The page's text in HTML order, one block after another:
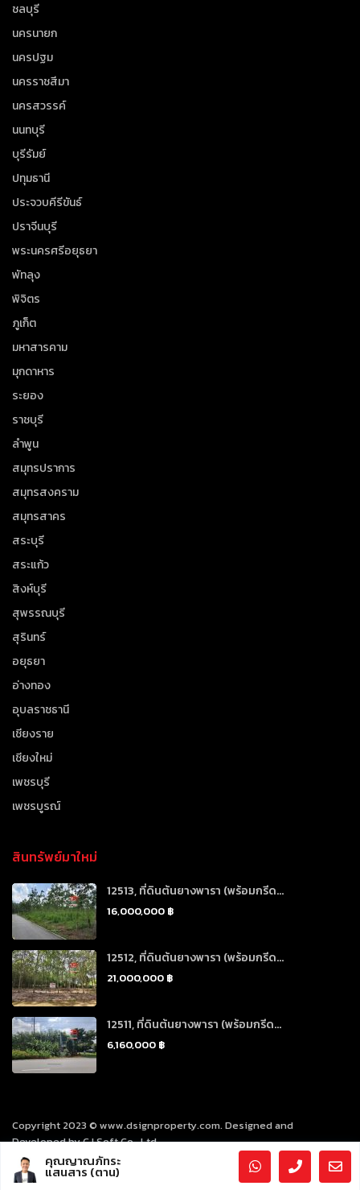
ชลบุรี
นครนายก
นครปฐม
นครราชสีมา
นครสวรรค์
นนทบุรี
บุรีรัมย์
ปทุมธานี
ประจวบคีรีขันธ์
ปราจีนบุรี
พระนครศรีอยุธยา
พัทลุง
พิจิตร
ภูเก็ต
มหาสารคาม
มุกดาหาร
ระยอง
ราชบุรี
ลำพูน
สมุทรปราการ
สมุทรสงคราม
สมุทรสาคร
สระบุรี
สระแก้ว
สิงห์บุรี
สุพรรณบุรี
สุรินทร์
อยุธยา
อ่างทอง
อุบลราชธานี
เชียงราย
เชียงใหม่
เพชรบุรี
เพชรบูรณ์
สินทรัพย์มาใหม่
12513, ที่ดินต้นยางพารา (พร้อมกรีด...
16,000,000 ฿
12512, ที่ดินต้นยางพารา (พร้อมกรีด...
21,000,000 ฿
12511, ที่ดินต้นยางพารา (พร้อมกรีด...
6,160,000 ฿
Copyright 2023 © www.dsignproperty.com. Designed and
Developed by CJ Soft Co., Ltd.
นโยบายคุ้มครองข้อมูลส่วนบุคคล
คุณญาณภัทระ
แสนสาร (ตาน)